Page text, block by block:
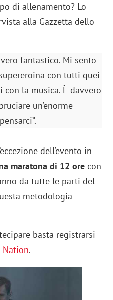
di allenamento? Lo
alla Gazzetta dello
fantastico. Mi sento
con tutti quei
la musica. È davvero
un’enorme
dell’evento in
maratona di 12 ore con
da tutte le parti del
metodologia
basta registrarsi
Nation.